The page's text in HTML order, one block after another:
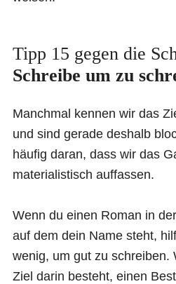
Tipp 15 gegen die
Schreibe um zu
Manchmal kennen wir das
und sind gerade deshalb
häufig daran, dass wir das
materialistisch auffassen.
Wenn du einen Roman in
auf dem dein Name steht,
wenig, um gut zu schreiben.
Ziel darin besteht, einen